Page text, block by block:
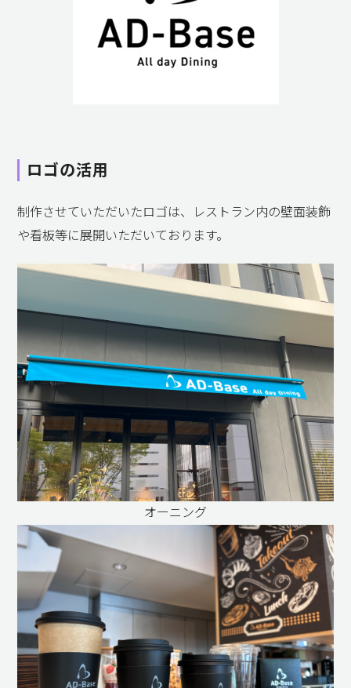
ロゴの活用
制作させていただいたロゴは、レストラン内の壁面装飾
や看板等に展開いただいております。
オーニング